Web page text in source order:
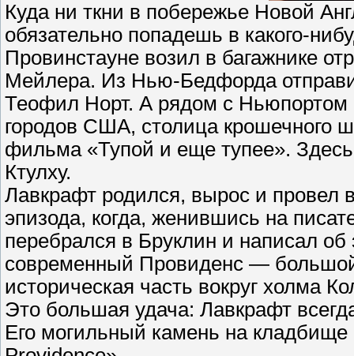
Куда ни ткни в побережье Новой
обязательно попадешь в какого-
Провинстауне возил в багажнике
Мейлера. Из Нью-Бедфорда
Теофил Норт. А рядом с
городов США, столица крошечного
фильма «Тупой и еще тупее».
Ктулху.
Лавкрафт родился, вырос и
эпизода, когда, женившись на
перебрался в Бруклин и написал
современный Провиденс —
историческая часть вокруг холма
Это большая удача: Лавкрафт
Его могильный камень на